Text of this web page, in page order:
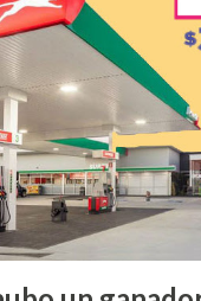
disfrute!